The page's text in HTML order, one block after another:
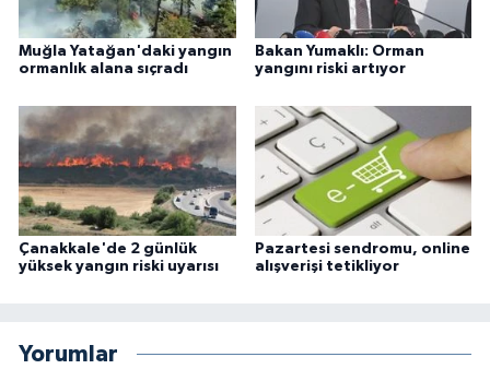
Muğla Yatağan'daki yangın
ormanlık alana sıçradı
Bakan Yumaklı: Orman
yangını riski artıyor
Çanakkale'de 2 günlük
yüksek yangın riski uyarısı
Pazartesi sendromu, online
alışverişi tetikliyor
Yorumlar